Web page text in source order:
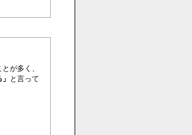
が多く、
と言って